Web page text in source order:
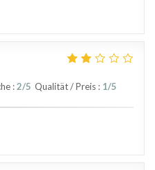
:2/5 Qualität / Preis : 1/5